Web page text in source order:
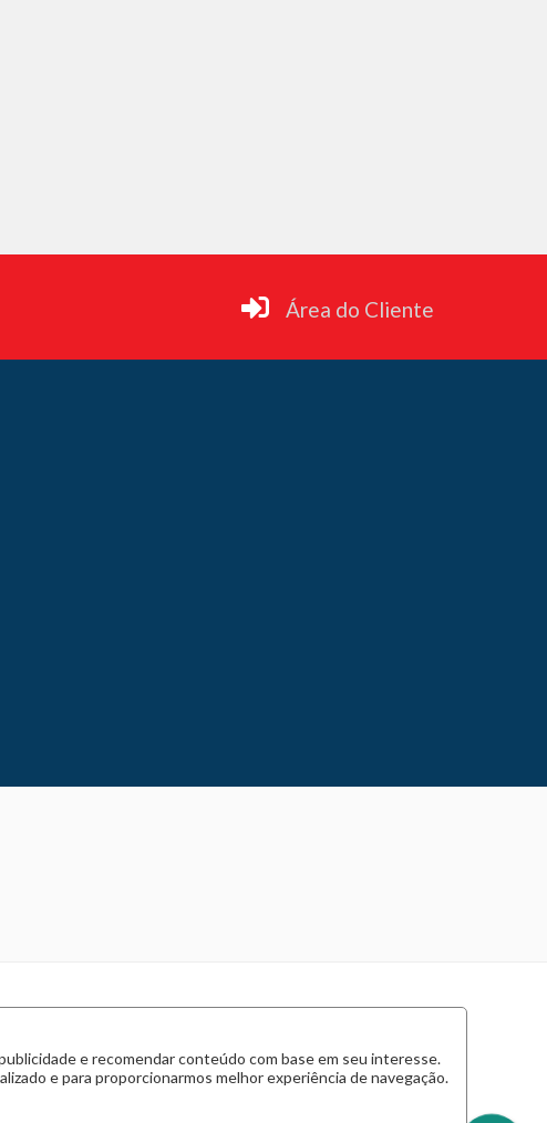
e recomendar conteúdo com base em seu interesse.
e para proporcionarmos melhor experiência de navegação.
Área do Cliente